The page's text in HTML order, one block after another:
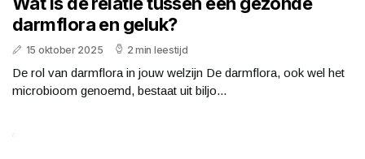
darmflora en geluk?
15 oktober 2025 2 min leestijd
De rol van darmflora in jouw welzijn De darmflora, ook wel het
microbioom genoemd, bestaat uit biljo...